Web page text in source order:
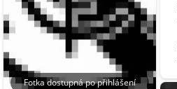
Fotka dostupná po přihlášení